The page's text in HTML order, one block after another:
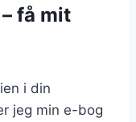
få mit
i din
jeg min e-bog